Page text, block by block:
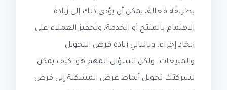
بطريقة فعالة، يمكن أن يؤدي ذلك إلى زيادة
الاهتمام بالمنتج أو الخدمة، وتحفيز العملاء على
اتخاذ إجراء، وبالتالي زيادة فرص التحويل
والمبيعات. ولكن السؤال المهم هو: كيف يمكن
لشركتك تحويل أنماط عرض المشكلة إلى فرص